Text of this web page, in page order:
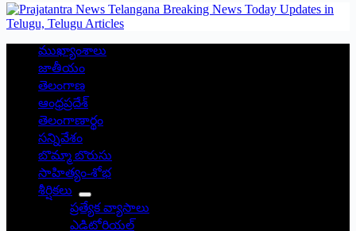
ముఖ్యాంశాలు
జాతీయం
తెలంగాణ
ఆంధ్రప్రదేశ్
తెలంగాణార్థం
సన్నివేశం
బొమ్మా బొరుసు
సాహిత్యం-శోభ
శీర్షికలు
ప్రత్యేక వ్యాసాలు
ఎడిటోరియల్